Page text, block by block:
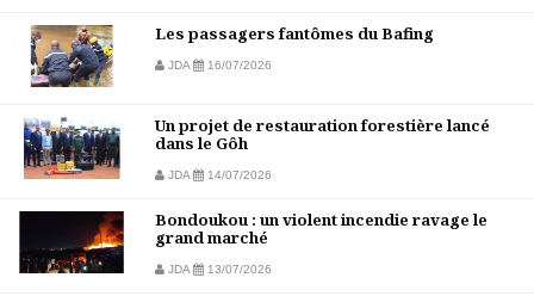
Les passagers fantômes du Bafing
JDA 16/07/2026
Un projet de restauration forestière lancé
dans le Gôh
JDA 14/07/2026
Bondoukou : un violent incendie ravage le
grand marché
JDA 13/07/2026